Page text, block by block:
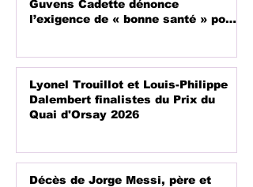
Guvens Cadette dénonce
l’exigence de « bonne santé » pour
Lyonel Trouillot et Louis-Philippe
Dalembert finalistes du Prix du
Quai d'Orsay 2026
Décès de Jorge Messi, père et